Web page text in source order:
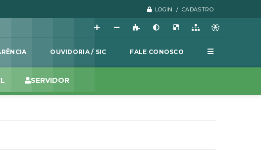
LOGIN / CADASTRO
OUVIDORIA / SIC FALE CONOSCO
SERVIDOR